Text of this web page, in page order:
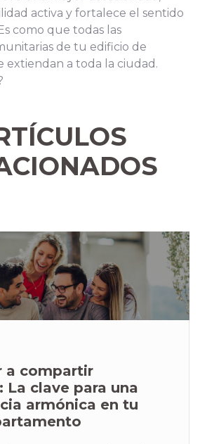
activa y fortalece el sentido
como que todas las
de tu edificio de
extiendan a toda la ciudad.
a compartir
La clave para una
armónica en tu